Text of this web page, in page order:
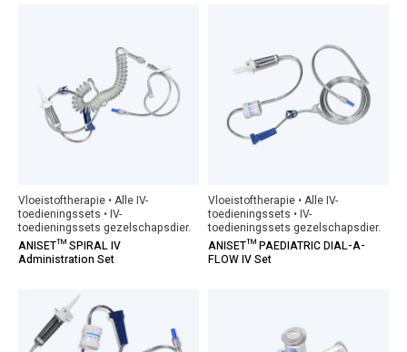
Vloeistoftherapie • Alle IV-
toedieningssets • IV-
toedieningssets gezelschapsdier.
ANISET™ SPIRAL IV
Administration Set
Vloeistoftherapie • Alle IV-
toedieningssets • IV-
toedieningssets gezelschapsdier.
ANISET™ PAEDIATRIC DIAL-A-
FLOW IV Set